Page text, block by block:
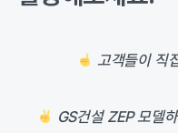
고객들이 직
GS건설 ZEP 모델